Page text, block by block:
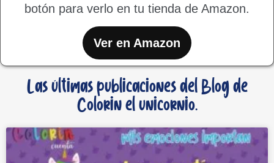
botón para verlo en tu tienda de Amazon.
Ver en Amazon
Las últimas publicaciones del Blog de
Colorin el unicornio.